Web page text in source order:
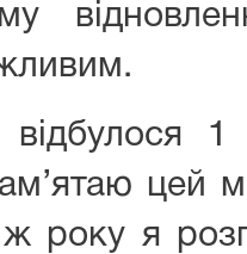
1
цей
року я